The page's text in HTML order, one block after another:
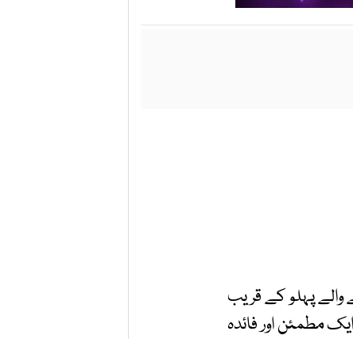
والے پہلو کے قریب
مطمئن اور فائدہ